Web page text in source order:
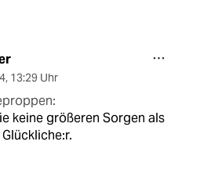
, 13:29 Uhr
keine größeren Sorgen als